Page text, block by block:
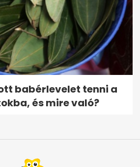
babérlevelet tenni a
és mire való?